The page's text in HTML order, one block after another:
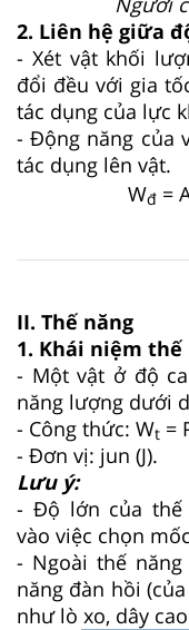
2. Liên hệ giữa
- Xét vật khối
đổi đều với gia
tác dụng của lực
- Động năng của
tác dụng lên vật.
Wđ =
II. Thế năng
1. Khái niệm
- Một vật ở độ
năng lượng dưới
- Công thức: Wt =
- Đơn vị: jun (J).
Lưu ý:
- Độ lớn của thế
vào việc chọn
- Ngoài thế
năng đàn hồi
như lò xo, dây